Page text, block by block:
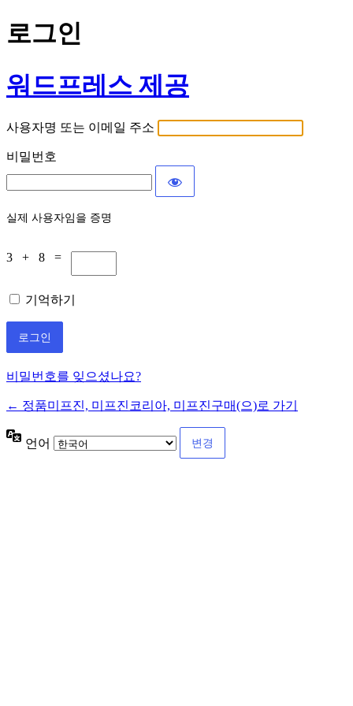
로그인
워드프레스 제공
사용자명 또는 이메일 주소
비밀번호
실제 사용자임을 증명
3 + 8 =
기억하기
비밀번호를 잊으셨나요?
← 정품미프진, 미프진코리아, 미프진구매(으)로 가기
언어